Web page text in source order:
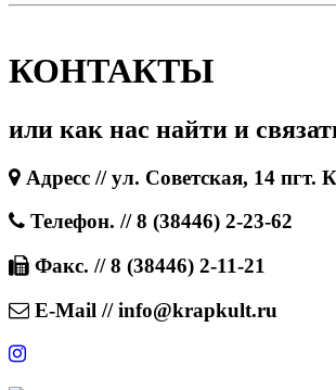
КОНТАКТЫ
или как нас найти и
Адресс // ул. Советская, 14 пгт.
Телефон. // 8 (38446) 2-23-62
Факс. // 8 (38446) 2-11-21
E-Mail // info@krapkult.ru